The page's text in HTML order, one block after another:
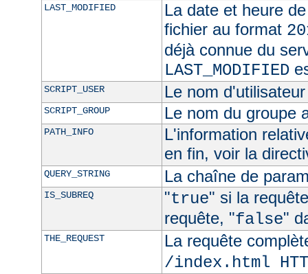
LAST_MODIFIED
La date et heure
fichier au format
déjà connue du
LAST_MODIFIED
SCRIPT_USER Le nom
SCRIPT_GROUP Le nom du groupe
PATH_INFO
L'information
en fin, voir la
QUERY_STRING La chaîne de
IS_SUBREQ "true" si la
requête, "false"
THE_REQUEST
La requête
/index.html